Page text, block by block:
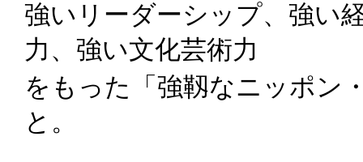
強いリーダーシップ、強い
力、強い文化芸術力
をもった「強靱なニッポン
と。